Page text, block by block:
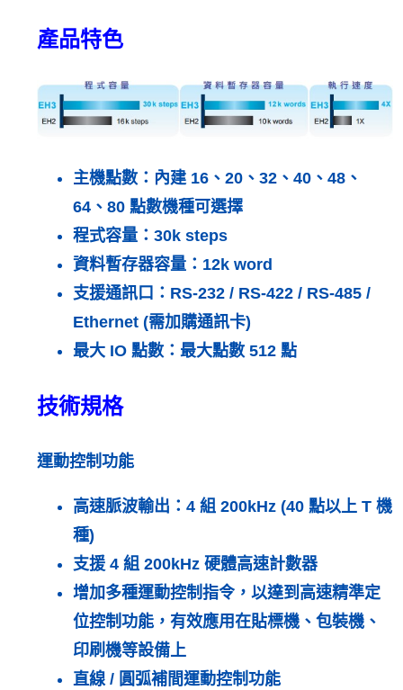
產品特色
主機點數： 內建 16、20、32、40、48、
64、80 點數機種可選擇
程式容量： 30k steps
資料暫存器容量： 12k word
支援通訊口： RS-232 / RS-422 / RS-485 /
Ethernet (需加購通訊卡)
最大 IO 點數： 最大點數 512 點
技術規格
運動控制功能
高速脈波輸出：4 組 200kHz (40 點以上 T 機
種)
支援 4 組 200kHz 硬體高速計數器
增加多種運動控制指令，以達到高速精準定
位控制功能，有效應用在貼標機、包裝機、
印刷機等設備上
直線 / 圓弧補間運動控制功能